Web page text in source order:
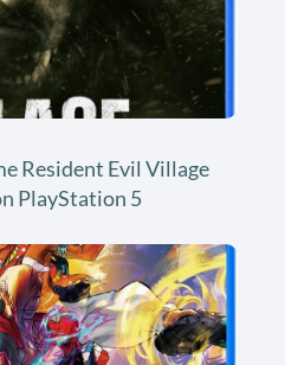
Resident Evil Village
PlayStation 5